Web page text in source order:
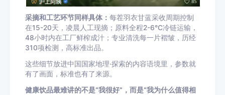
采摘和工艺环节同样具体： 每茬羽衣甘蓝采收周期控制
在15-20天，凌晨人工现摘；原料全程2-6°C冷链运输，
48小时内在工厂鲜榨成汁；专业清洗每一片褶皱，历经
310项检测，高标准出品。
这些细节放进中国国家地理·探索的内容语境里，参数就
有了画面，标准也有了来源。
健康饮品最难讲的不是“我很好”，而是“我为什么值得相